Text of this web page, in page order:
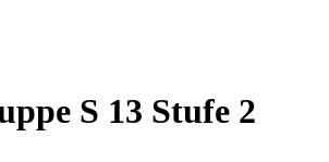
S 13 Stufe 2